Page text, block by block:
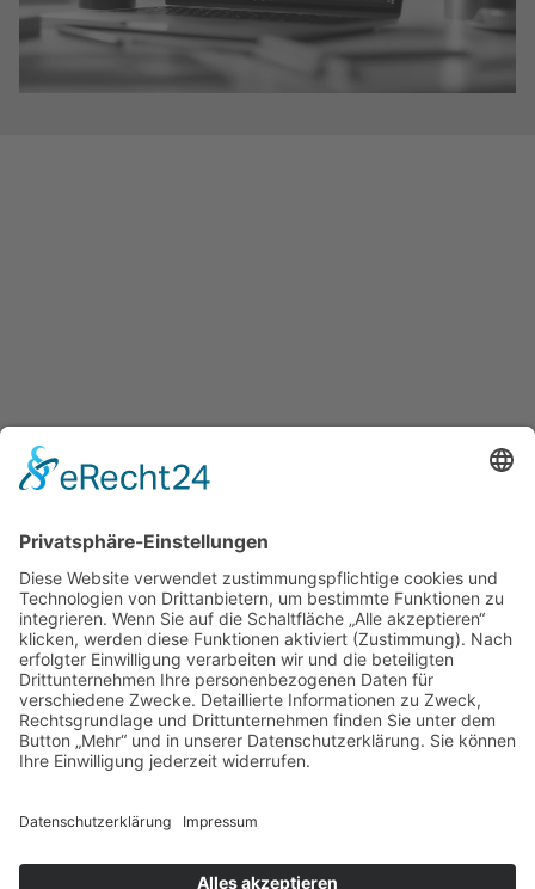
Das sagen unsere
Kunden zu
unseren
Leistungen